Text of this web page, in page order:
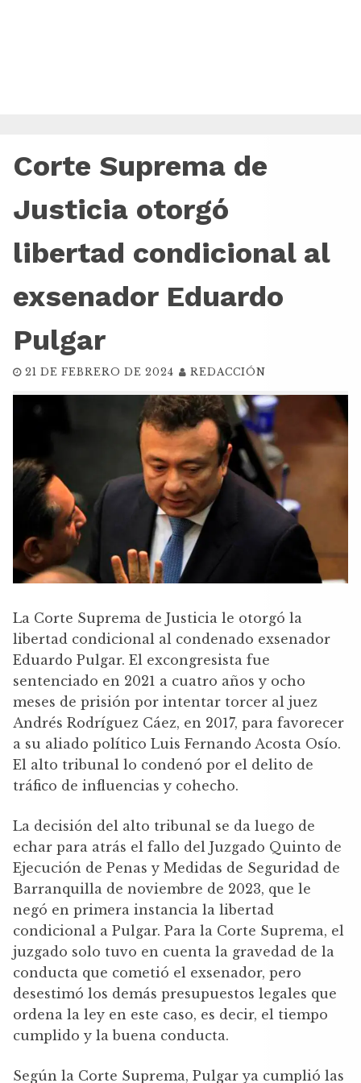
Corte Suprema de
Justicia otorgó
libertad condicional al
exsenador Eduardo
Pulgar
21 DE FEBRERO DE 2024 REDACCIÓN
La Corte Suprema de Justicia le otorgó la
libertad condicional al condenado exsenador
Eduardo Pulgar. El excongresista fue
sentenciado en 2021 a cuatro años y ocho
meses de prisión por intentar torcer al juez
Andrés Rodríguez Cáez, en 2017, para favorecer
a su aliado político Luis Fernando Acosta Osío.
El alto tribunal lo condenó por el delito de
tráfico de influencias y cohecho.
La decisión del alto tribunal se da luego de
echar para atrás el fallo del Juzgado Quinto de
Ejecución de Penas y Medidas de Seguridad de
Barranquilla de noviembre de 2023, que le
negó en primera instancia la libertad
condicional a Pulgar. Para la Corte Suprema, el
juzgado solo tuvo en cuenta la gravedad de la
conducta que cometió el exsenador, pero
desestimó los demás presupuestos legales que
ordena la ley en este caso, es decir, el tiempo
cumplido y la buena conducta.
Según la Corte Suprema, Pulgar ya cumplió las